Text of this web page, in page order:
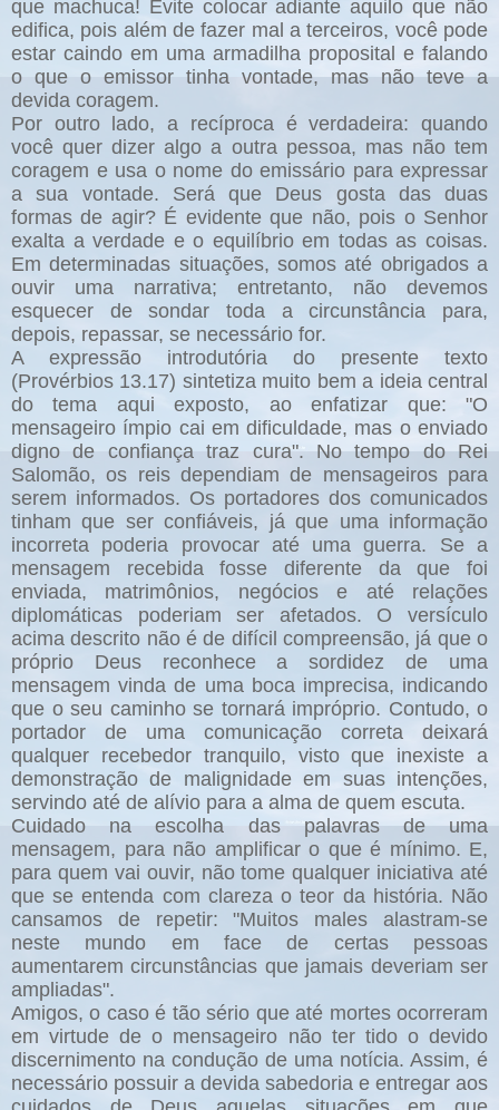
que machuca! Evite colocar adiante aquilo que não
edifica, pois além de fazer mal a terceiros, você pode
estar caindo em uma armadilha proposital e falando
o que o emissor tinha vontade, mas não teve a
devida coragem.
Por outro lado, a recíproca é verdadeira: quando
você quer dizer algo a outra pessoa, mas não tem
coragem e usa o nome do emissário para expressar
a sua vontade. Será que Deus gosta das duas
formas de agir? É evidente que não, pois o Senhor
exalta a verdade e o equilíbrio em todas as coisas.
Em determinadas situações, somos até obrigados a
ouvir uma narrativa; entretanto, não devemos
esquecer de sondar toda a circunstância para,
depois, repassar, se necessário for.
A expressão introdutória do presente texto
(Provérbios 13.17) sintetiza muito bem a ideia central
do tema aqui exposto, ao enfatizar que: "O
mensageiro ímpio cai em dificuldade, mas o enviado
digno de confiança traz cura". No tempo do Rei
Salomão, os reis dependiam de mensageiros para
serem informados. Os portadores dos comunicados
tinham que ser confiáveis, já que uma informação
incorreta poderia provocar até uma guerra. Se a
mensagem recebida fosse diferente da que foi
enviada, matrimônios, negócios e até relações
diplomáticas poderiam ser afetados. O versículo
acima descrito não é de difícil compreensão, já que o
próprio Deus reconhece a sordidez de uma
mensagem vinda de uma boca imprecisa, indicando
que o seu caminho se tornará impróprio. Contudo, o
portador de uma comunicação correta deixará
qualquer recebedor tranquilo, visto que inexiste a
demonstração de malignidade em suas intenções,
servindo até de alívio para a alma de quem escuta.
Cuidado na escolha das palavras de uma
mensagem, para não amplificar o que é mínimo. E,
para quem vai ouvir, não tome qualquer iniciativa até
que se entenda com clareza o teor da história. Não
cansamos de repetir: "Muitos males alastram-se
neste mundo em face de certas pessoas
aumentarem circunstâncias que jamais deveriam ser
ampliadas".
Amigos, o caso é tão sério que até mortes ocorreram
em virtude de o mensageiro não ter tido o devido
discernimento na condução de uma notícia. Assim, é
necessário possuir a devida sabedoria e entregar aos